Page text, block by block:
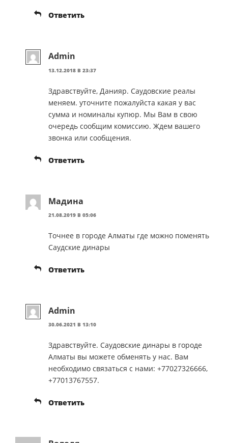
Ответить
Admin
13.12.2018 В 23:37
Здравствуйте, Данияр. Саудовские реалы
меняем. уточните пожалуйста какая у вас
сумма и номиналы купюр. Мы Вам в свою
очередь сообщим комиссию. Ждем вашего
звонка или сообщения.
Ответить
Мадина
21.08.2019 В 05:06
Точнее в городе Алматы где можно поменять
Саудские динары
Ответить
Admin
30.06.2021 В 13:10
Здравствуйте. Саудовские динары в городе
Алматы вы можете обменять у нас. Вам
необходимо связаться с нами: +77027326666,
+77013767557.
Ответить